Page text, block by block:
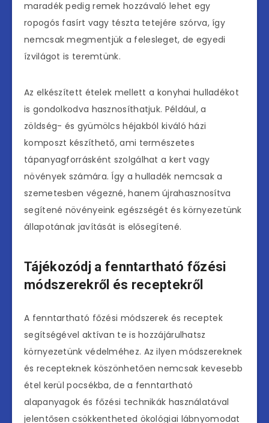
maradék pedig remek hozzávaló lehet egy
ropogós fasírt vagy tészta tetejére szórva, így
nemcsak megmentjük a felesleget, de egyedi
ízvilágot is teremtünk.
Az elkészített ételek mellett a konyhai hulladékot
is gondolkodva hasznosíthatjuk. Például, a
zöldség- és gyümölcs héjakból kiváló házi
komposzt készíthető, ami természetes
tápanyagforrásként szolgálhat a kert vagy
növények számára. Így a hulladék nemcsak a
szemetesben végezné, hanem újrahasznosítva
segítené növényeink egészségét és környezetünk
állapotának javítását is elősegítené.
Tájékozódj a fenntartható főzési
módszerekről és receptekről
A fenntartható főzési módszerek és receptek
segítségével aktívan te is hozzájárulhatsz
környezetünk védelméhez. Az ilyen módszereknek
és recepteknek köszönhetően nemcsak kevesebb
étel kerül pocsékba, de a fenntartható
alapanyagok és főzési technikák használatával
jelentősen csökkentheted ökológiai lábnyomodat